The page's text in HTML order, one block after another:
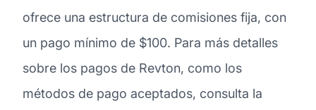
ofrece una estructura de comisiones fija, con
un pago mínimo de $100. Para más detalles
sobre los pagos de Revton, como los
métodos de pago aceptados, consulta la